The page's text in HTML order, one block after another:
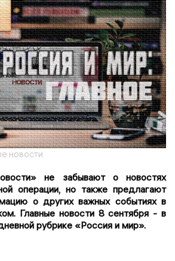
новости
не забывают о новостях
операции, но также предлагают
о других важных событиях в
Главные новости 8 сентября - в
рубрике «Россия и мир».